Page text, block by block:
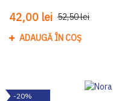
42,00 lei 52,50 lei
ADAUGĂ ÎN COȘ
-20%